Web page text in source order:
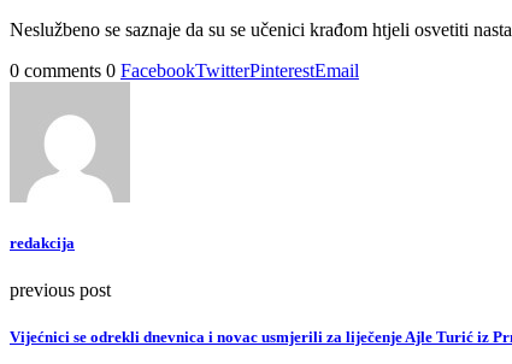
Neslužbeno se saznaje da su se učenici krađom htjeli osvetiti
0 comments 0 FacebookTwitterPinterestEmail
redakcija
previous post
Vijećnici se odrekli dnevnica i novac usmjerili za liječenje Ajle Turić iz